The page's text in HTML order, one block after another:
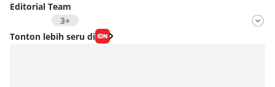
Editorial Team
3+
Editor
Fahrul Razi Uni Nurullah
Tonton lebih seru di